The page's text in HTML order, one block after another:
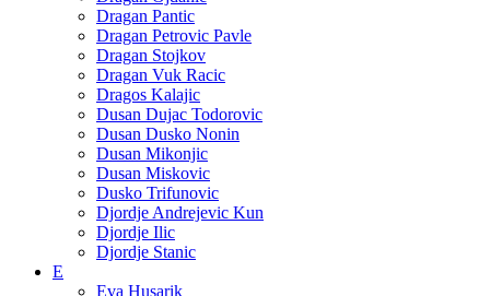
Dragan Pantic
Dragan Petrovic Pavle
Dragan Stojkov
Dragan Vuk Racic
Dragos Kalajic
Dusan Dujac Todorovic
Dusan Dusko Nonin
Dusan Mikonjic
Dusan Miskovic
Dusko Trifunovic
Djordje Andrejevic Kun
Djordje Ilic
Djordje Stanic
E
Eva Husarik